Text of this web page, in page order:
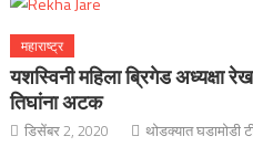
महाराष्ट्र
यशस्विनी महिला ब्रिगेड अध्यक्षा
तिघांना अटक
डिसेंबर 2, 2020 थोडक्यात घडामोडी